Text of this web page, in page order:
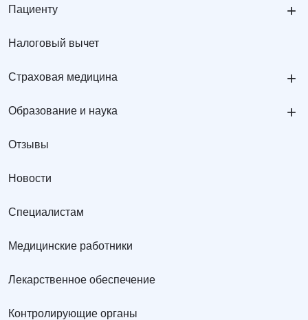
Пациенту +
Налоговый вычет
Страховая медицина +
Образование и наука +
Отзывы
Новости
Специалистам
Медицинские работники
Лекарственное обеспечение
Контролирующие органы